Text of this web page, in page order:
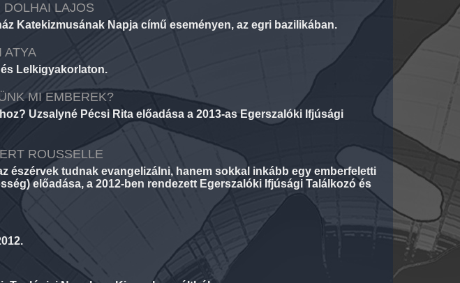
LAJOS
Katekizmusának Napja című eseményen, az egri bazilikában.
ATYA
Lelkigyakorlaton.
MI EMBEREK?
Uzsalyné Pécsi Rita előadása a 2013-as Egerszalóki Ifjúsági
ROUSSELLE
észérvek tudnak evangelizálni, hanem sokkal inkább egy emberfeletti
előadása, a 2012-ben rendezett Egerszalóki Ifjúsági Találkozó és